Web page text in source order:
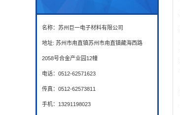
名称：苏州巨一电子材料有限公司
地址: 苏州市甪直镇苏州市甪直镇藏海西路
2058号合金产业园12幢
电话：0512-62571623
传真：0512-62573811
手机：13291198023